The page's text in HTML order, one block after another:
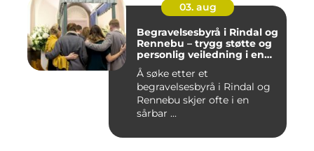
03. aug
Begravelsesbyrå i Rindal og
Rennebu – trygg støtte og
personlig veiledning i en
vanskelig tid
Å søke etter et
begravelsesbyrå i Rindal og
Rennebu skjer ofte i en
sårbar ...